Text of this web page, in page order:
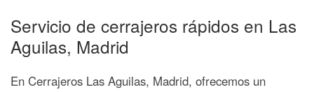
Servicio de cerrajeros rápidos en Las
Aguilas, Madrid
En Cerrajeros Las Aguilas, Madrid, ofrecemos un